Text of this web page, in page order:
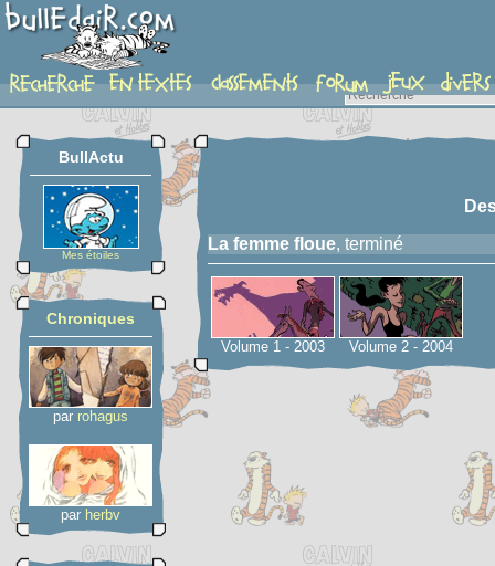
serie
BullActu
Mes étoiles
Chroniques
par rohagus
par herbv
La femme floue, terminé
Volume 1 - 2003 Volume 2 - 2004